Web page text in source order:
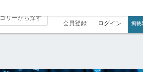
会員登録 ログイン 掲載